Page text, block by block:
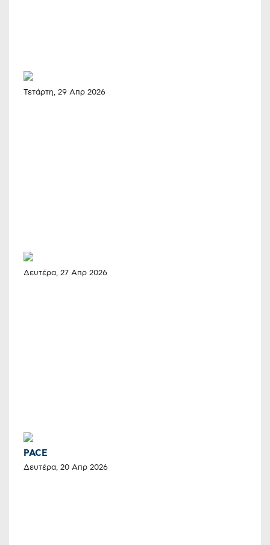
Τετάρτη, 29 Απρ 2026
Δευτέρα, 27 Απρ 2026
PACE
Δευτέρα, 20 Απρ 2026